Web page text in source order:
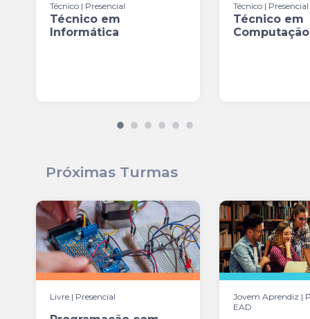
Técnico | Presencial
Técnico em
Informática
Técnico | Presencial
Técnico em
Próximas Turmas
Livre | Presencial
Jovem Aprendiz |
EAD